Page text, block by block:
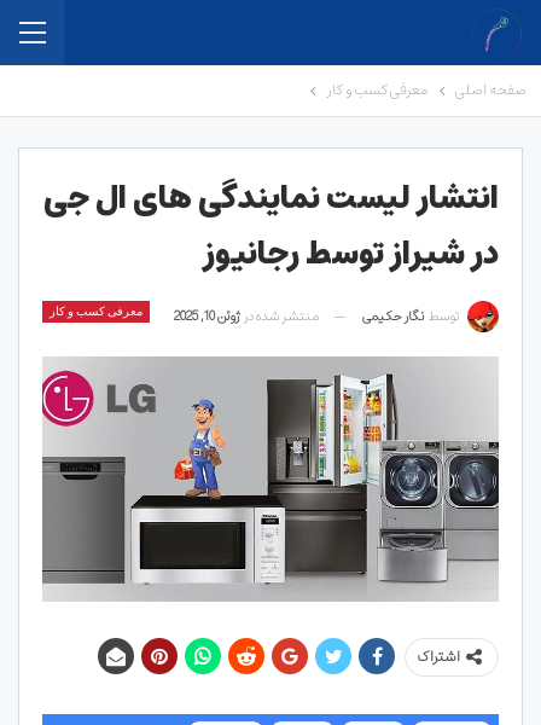
صفحه اصلی معرفی کسب و کار
انتشار لیست نمایندگی های ال جی
در شیراز توسط رجانیوز
معرفی کسب و کار توسط نگار حکیمی منتشر شده در ژوئن 10, 2025
اشتراک